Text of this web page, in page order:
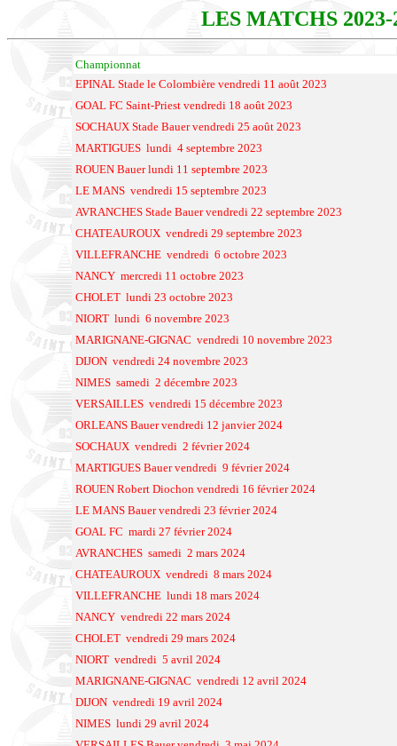
LES MATCHS
Championnat
EPINAL Stade le Colombière vendredi 11 août 2023
GOAL FC Saint-Priest vendredi 18 août 2023
SOCHAUX Stade Bauer vendredi 25 août 2023
MARTIGUES lundi 4 septembre 2023
ROUEN Bauer lundi 11 septembre 2023
LE MANS vendredi 15 septembre 2023
AVRANCHES Stade Bauer vendredi 22 septembre 2023
CHATEAUROUX vendredi 29 septembre 2023
VILLEFRANCHE vendredi 6 octobre 2023
NANCY mercredi 11 octobre 2023
CHOLET lundi 23 octobre 2023
NIORT lundi 6 novembre 2023
MARIGNANE-GIGNAC vendredi 10 novembre 2023
DIJON vendredi 24 novembre 2023
NIMES samedi 2 décembre 2023
VERSAILLES vendredi 15 décembre 2023
ORLEANS Bauer vendredi 12 janvier 2024
SOCHAUX vendredi 2 février 2024
MARTIGUES Bauer vendredi 9 février 2024
ROUEN Robert Diochon vendredi 16 février 2024
LE MANS Bauer vendredi 23 février 2024
GOAL FC mardi 27 février 2024
AVRANCHES samedi 2 mars 2024
CHATEAUROUX vendredi 8 mars 2024
VILLEFRANCHE lundi 18 mars 2024
NANCY vendredi 22 mars 2024
CHOLET vendredi 29 mars 2024
NIORT vendredi 5 avril 2024
MARIGNANE-GIGNAC vendredi 12 avril 2024
DIJON vendredi 19 avril 2024
NIMES lundi 29 avril 2024